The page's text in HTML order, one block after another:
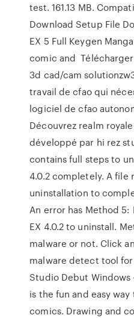
test. 161.13 MB.
Download Setup File
EX 5 Full Keygen
comic and
3d cad/cam
travail de cfao qui
logiciel de cfao
Découvrez realm
développé par hi rez
contains full steps to
4.0.2 completely. A file
uninstallation to
An error has Method
EX 4.0.2 to uninstall.
malware or not. Click
malware detect tool for
Studio Debut
is the fun and easy
comics. Drawing and